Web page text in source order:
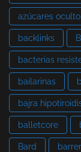
azúcares
backlinks
bacterias
bailarinas
bajra
balletcore
Bard